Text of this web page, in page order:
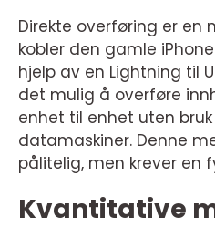
Direkte overføring er en
kobler den gamle
hjelp av en Lightning til
det mulig å overføre
enhet til enhet uten
datamaskiner. Denne
pålitelig, men krever en
Kvantitative